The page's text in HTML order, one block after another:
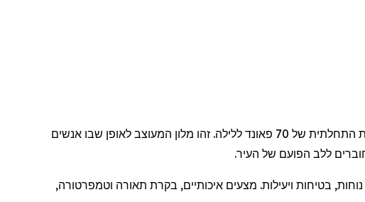
, שנפתח ברחוב דין 92, מציג אירוח חלק ומעוצב באחת השכונות הדינמיות ביותר בעולם, בעלות התחלתית של 70 פאונד ללילה. זהו מלון המעוצב לאופן שבו אנשים
ללב הפועם של העיר.
בטיחות ויעילות. מצעים איכותיים, בקרת תאורה וטמפרטורה,